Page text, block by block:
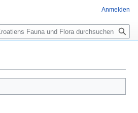
Anmelden